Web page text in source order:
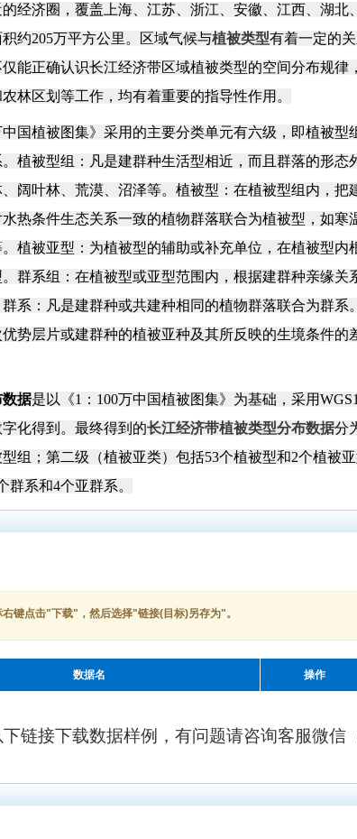
经济圈，覆盖上海、江苏、浙江、安徽、江西、湖北
约205万平方公里。区域气候与植被类型有着一定的
能正确认识长江经济带区域植被类型的空间分布规律
林区划等工作，均有着重要的指导性作用。
中国植被图集》采用的主要分类单元有六级，即植被型
植被型组：凡是建群种生活型相近，而且群落的形态
阔叶林、荒漠、沼泽等。植被型：在植被型组内，把
热条件生态关系一致的植物群落联合为植被型，如寒
植被亚型：为植被型的辅助或补充单位，在植被型内
群系组：在植被型或亚型范围内，根据建群种亲缘关
系：凡是建群种或共建种相同的植物群落联合为群系
势层片或建群种的植被亚种及其所反映的生境条件的
据是以《1 ： 100万中国植被图集》为基础，采用
化得到。最终得到的长江经济带植被类型分布数据分
组；第二级（植被亚类）包括53个植被型和2个植被
群系和4个亚群系。
键点击"下载"，然后选择"链接(目标)另存为"。
数据名 操作
链接下载数据样例，有问题请咨询客服微信